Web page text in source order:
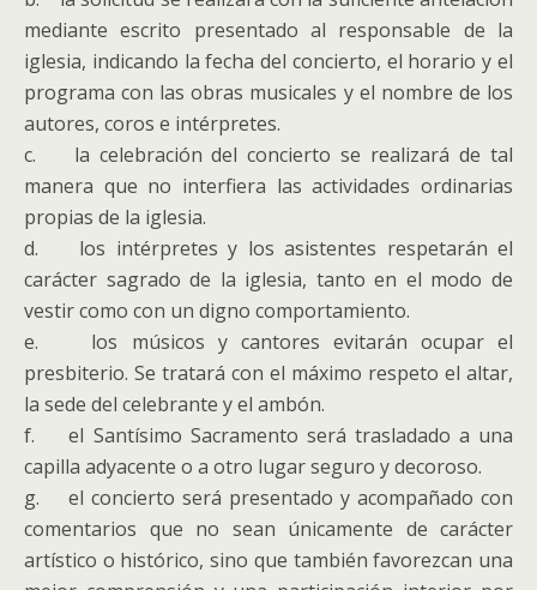
mediante escrito presentado al responsable de la
iglesia, indicando la fecha del concierto, el horario y el
programa con las obras musicales y el nombre de los
autores, coros e intérpretes.
c. la celebración del concierto se realizará de tal
manera que no interfiera las actividades ordinarias
propias de la iglesia.
d. los intérpretes y los asistentes respetarán el
carácter sagrado de la iglesia, tanto en el modo de
vestir como con un digno comportamiento.
e. los músicos y cantores evitarán ocupar el
presbiterio. Se tratará con el máximo respeto el altar,
la sede del celebrante y el ambón.
f. el Santísimo Sacramento será trasladado a una
capilla adyacente o a otro lugar seguro y decoroso.
g. el concierto será presentado y acompañado con
comentarios que no sean únicamente de carácter
artístico o histórico, sino que también favorezcan una